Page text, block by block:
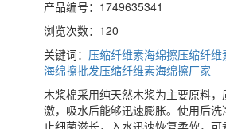
产品编号：1749635341
浏览次数：120
关键词： 压缩纤维素海绵擦压缩纤维
海绵擦批发压缩纤维素海绵擦厂家
木浆棉采用纯天然木浆为主要原料
激，吸水后能够迅速膨胀。使用后